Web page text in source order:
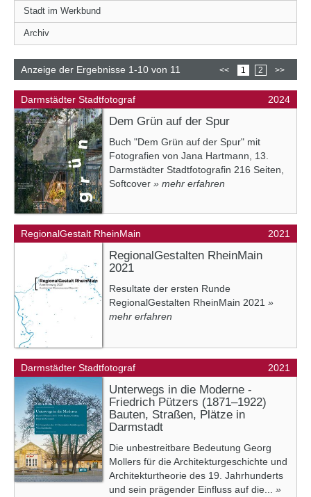
Stadt im Werkbund
Archiv
Anzeige der Ergebnisse 1-10 von 11 << 1 2 >>
Darmstädter Stadtfotograf 2024
Dem Grün auf der Spur
Buch "Dem Grün auf der Spur" mit
Fotografien von Jana Hartmann, 13.
Darmstädter Stadtfotografin 216 Seiten,
Softcover » mehr erfahren
RegionalGestalt RheinMain 2021
RegionalGestalten RheinMain
2021
Resultate der ersten Runde
RegionalGestalten RheinMain 2021 »
mehr erfahren
Darmstädter Stadtfotograf 2021
Unterwegs in die Moderne -
Friedrich Pützers (1871–1922)
Bauten, Straßen, Plätze in
Darmstadt
Die unbestreitbare Bedeutung Georg
Mollers für die Architekturgeschichte und
Architekturtheorie des 19. Jahrhunderts
und sein prägender Einfluss auf die... »